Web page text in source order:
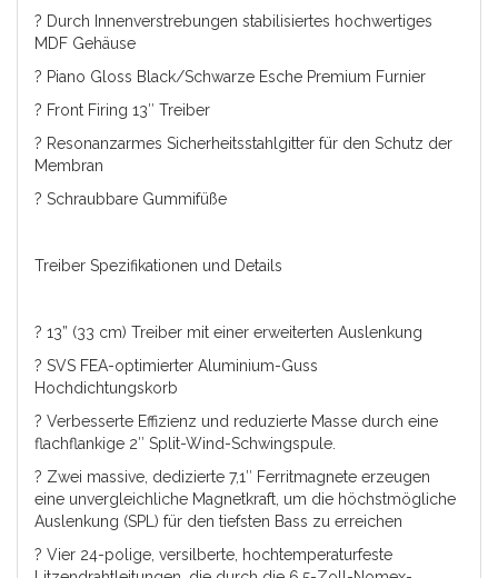
? Durch Innenverstrebungen stabilisiertes hochwertiges
MDF Gehäuse
? Piano Gloss Black/Schwarze Esche Premium Furnier
? Front Firing 13″ Treiber
? Resonanzarmes Sicherheitsstahlgitter für den Schutz der
Membran
? Schraubbare Gummifüße
Treiber Spezifikationen und Details
? 13” (33 cm) Treiber mit einer erweiterten Auslenkung
? SVS FEA-optimierter Aluminium-Guss
Hochdichtungskorb
? Verbesserte Effizienz und reduzierte Masse durch eine
flachflankige 2″ Split-Wind-Schwingspule.
? Zwei massive, dedizierte 7,1″ Ferritmagnete erzeugen
eine unvergleichliche Magnetkraft, um die höchstmögliche
Auslenkung (SPL) für den tiefsten Bass zu erreichen
? Vier 24-polige, versilberte, hochtemperaturfeste